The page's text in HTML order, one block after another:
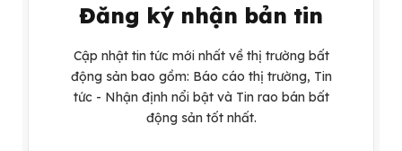
Đăng ký nhận bản tin
Cập nhật tin tức mới nhất về thị trường bất
động sản bao gồm: Báo cáo thị trường, Tin
tức - Nhận định nổi bật và Tin rao bán bất
động sản tốt nhất.